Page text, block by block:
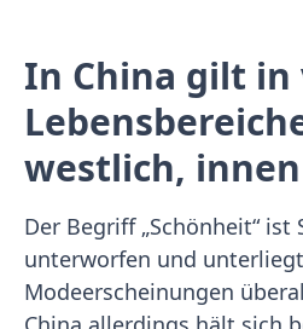
In China gilt in
westlich,
Der Begriff „Schönheit“ ist
unterworfen und
Modeerscheinungen